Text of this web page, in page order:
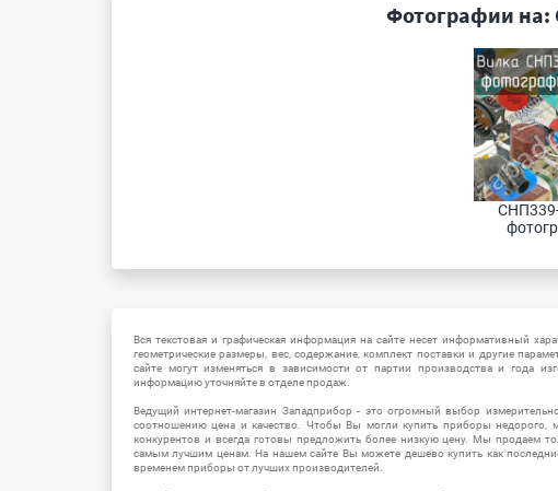
Фотографии
Вся текстовая и графическая информация на сайте несет информативный
геометрические размеры, вес, содержание, комплект поставки и другие
сайте могут изменяться в зависимости от партии производства и года
информацию уточняйте в отделе продаж.
Ведущий интернет-магазин Западприбор - это огромный выбор
соотношению цена и качество. Чтобы Вы могли купить приборы недорого,
конкурентов и всегда готовы предложить более низкую цену. Мы продаем
самым лучшим ценам. На нашем сайте Вы можете дешево купить как
временем приборы от лучших производителей.